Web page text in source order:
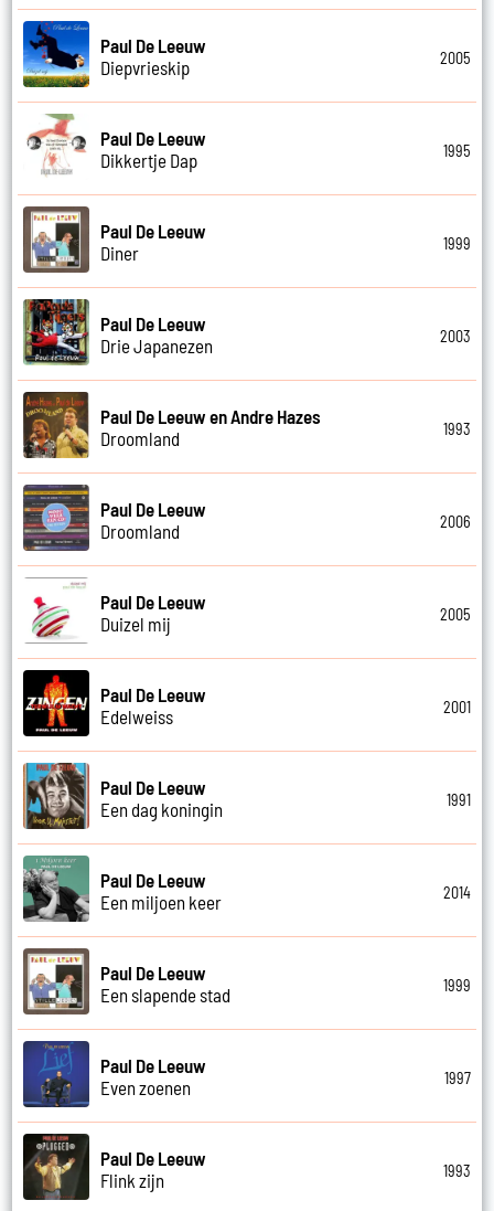
Paul De Leeuw
Diepvrieskip
2005
Paul De Leeuw
Dikkertje Dap
1995
Paul De Leeuw
Diner
1999
Paul De Leeuw
Drie Japanezen
2003
Paul De Leeuw en Andre Hazes
Droomland
1993
Paul De Leeuw
Droomland
2006
Paul De Leeuw
Duizel mij
2005
Paul De Leeuw
Edelweiss
2001
Paul De Leeuw
Een dag koningin
1991
Paul De Leeuw
Een miljoen keer
2014
Paul De Leeuw
Een slapende stad
1999
Paul De Leeuw
Even zoenen
1997
Paul De Leeuw
Flink zijn
1993